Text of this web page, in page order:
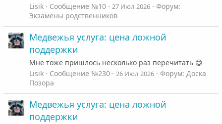
Lisik Сообщение №10 27 Июл 2026
Форум:
Экзамены родственников
Медвежья услуга: цена ложной
поддержки
Мне тоже пришлось несколько раз перечитать 😅
Lisik
Сообщение №230 26 Июл 2026 Форум: Доска
Позора
Медвежья услуга: цена ложной
поддержки